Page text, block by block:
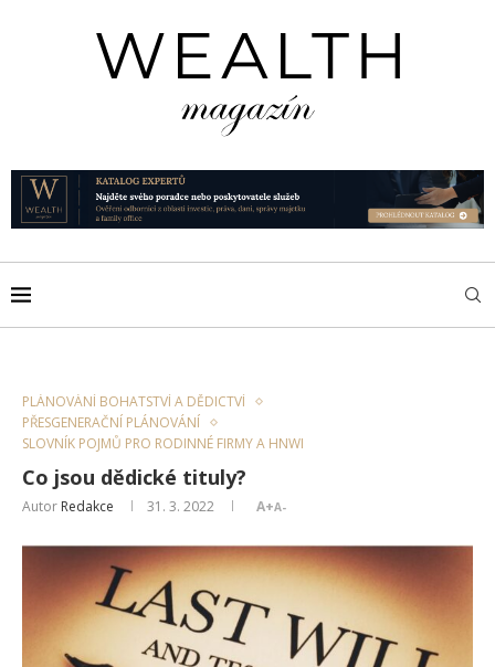
PLÁNOVÁNÍ BOHATSTVÍ A DĚDICTVÍ
PŘESGENERAČNÍ PLÁNOVÁNÍ
SLOVNÍK POJMŮ PRO RODINNÉ FIRMY A HNWI
Co jsou dědické tituly?
Autor Redakce 31. 3. 2022 A+A-